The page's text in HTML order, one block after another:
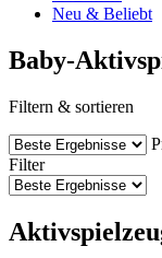
Neu & Beliebt
Baby-
Filtern & sortieren
Filter